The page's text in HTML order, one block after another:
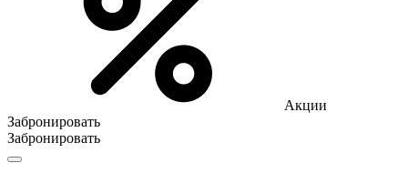
Акции
Забронировать
Забронировать